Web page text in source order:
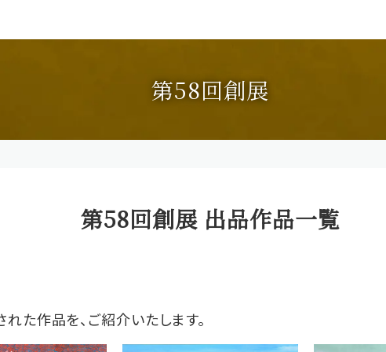
第58回創展
第58回創展 出品作品一覧
た作品を、ご紹介いたします。